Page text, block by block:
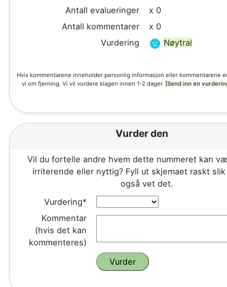
Antall evalueringer
x 0
Antall kommentarer
x 0
Vurdering
Nøytral
Hvis kommentarene inneholder personlig informasjon eller kommentarene
vi om fjerning. Vi vil vurdere klagen innen 1-2 dager. [Send inn en
Vurder den
Vil du fortelle andre hvem dette nummeret kan
irriterende eller nyttig? Fyll ut skjemaet raskt
også vet det.
Vurdering*
Kommentar
(hvis det kan
kommenteres)